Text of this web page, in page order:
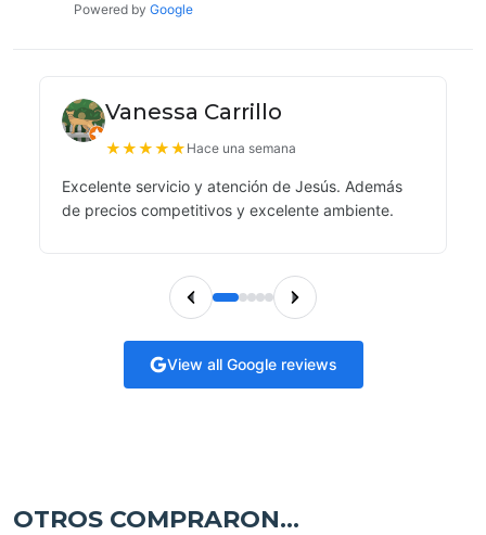
Powered by Google
Vanessa Carrillo
★★★★★ Hace una semana
Excelente servicio y atención de Jesús. Además
de precios competitivos y excelente ambiente.
View all Google reviews
OTROS COMPRARON...